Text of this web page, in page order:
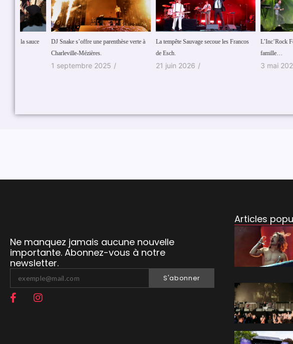
DJ Snake s’offre une parenthèse verte à
Charleville-Mézières.
1 septembre 2025 /
La tempête Sauvage secoue les Francos
21 juin 2026 /
L’Inc’Rock Festival –
3 mai 2023 /
Ne manquez jamais aucune nouvelle
importante. Abonnez-vous à notre
newsletter.
S'abonner
Articles